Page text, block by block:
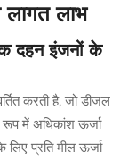
लागत लाभ
दहन इंजनों के
करती है, जो डीजल
रूप में अधिकांश ऊर्जा
प्रति मील ऊर्जा